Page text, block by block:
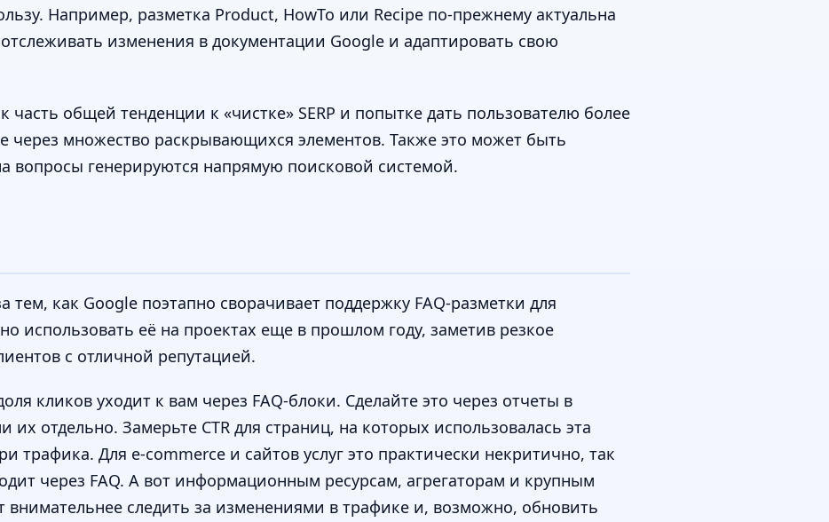
Например, разметка Product, HowTo или Recipe по-прежнему актуальна
изменения в документации Google и адаптировать свою
общей тенденции к «чистке» SERP и попытке дать пользователю более
множество раскрывающихся элементов. Также это может быть
вопросы генерируются напрямую поисковой системой.
как Google поэтапно сворачивает поддержку FAQ-разметки для
использовать её на проектах еще в прошлом году, заметив резкое
с отличной репутацией.
кликов уходит к вам через FAQ-блоки. Сделайте это через отчеты в
отдельно. Замерьте CTR для страниц, на которых использовалась эта
трафика. Для e-commerce и сайтов услуг это практически некритично, так
через FAQ. А вот информационным ресурсам, агрегаторам и крупным
внимательнее следить за изменениями в трафике и, возможно, обновить